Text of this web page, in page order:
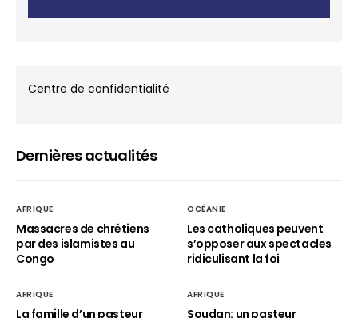
Centre de confidentialité
Dernières actualités
AFRIQUE
Massacres de chrétiens
par des islamistes au
Congo
OCÉANIE
Les catholiques peuvent
s’opposer aux spectacles
ridiculisant la foi
AFRIQUE
La famille d’un pasteur
AFRIQUE
Soudan: un pasteur